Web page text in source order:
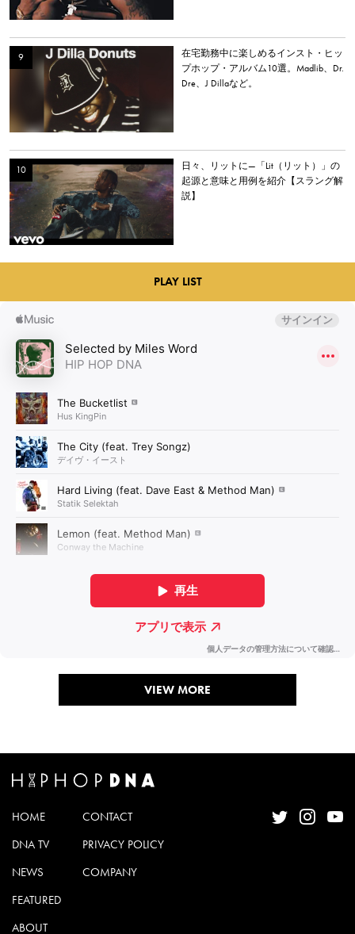
在宅勤務中に楽しめるインスト・ヒッ
プホップ・アルバム10選。Madlib、Dr.
Dre、J Dillaなど。
日々、リットに—「Lit（リット）」の
起源と意味と用例を紹介【スラング解
説】
PLAY LIST
VIEW MORE
HOME
DNA TV
NEWS
FEATURED
ABOUT
CONTACT
PRIVACY POLICY
COMPANY